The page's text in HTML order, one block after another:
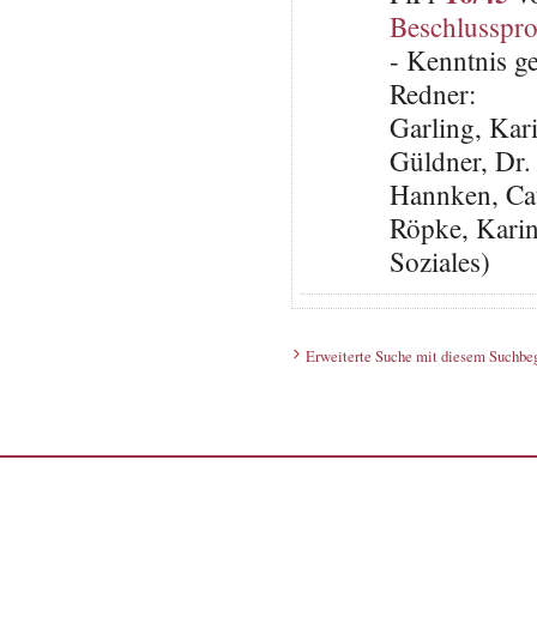
- Kenntnis
Redner:
Garling,
Güldner,
Hannken,
Röpke,
Soziales)
Erweiterte Suche mit diesem